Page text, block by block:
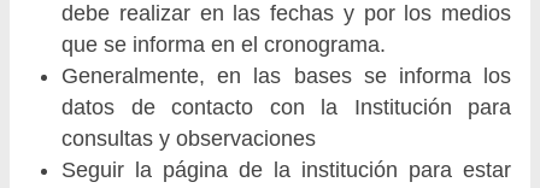
debe realizar en las fechas y por los medios
que se informa en el cronograma.
Generalmente, en las bases se informa los
datos de contacto con la Institución para
consultas y observaciones
Seguir la página de la institución para estar